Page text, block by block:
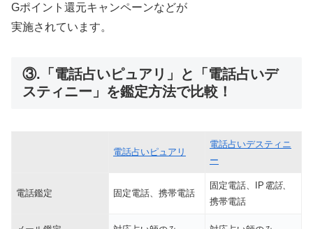
Gポイント還元キャンペーンなどが
実施されています。
③.「電話占いピュアリ」と「電話占いデ
スティニー」を鑑定方法で比較！
電話占いピュアリ
電話占いデスティニ
ー
電話鑑定 固定電話、携帯電話
固定電話、IP 電話、
携帯電話